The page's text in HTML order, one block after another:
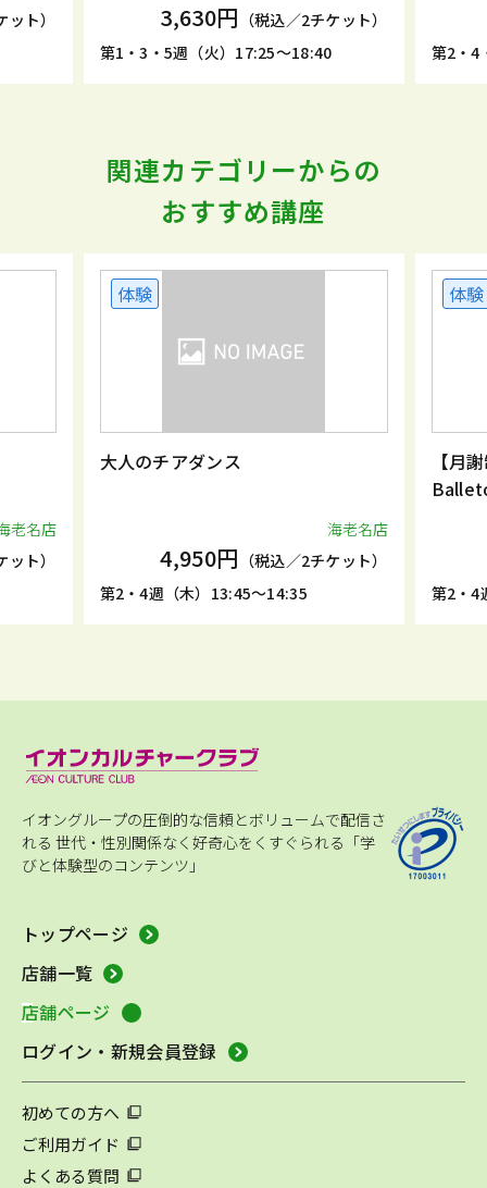
ト）
3,630円 （税込／2チケット）
第1・3・5週（火）17:25～18:40
第2・4
関連カテゴリーからの
おすすめ講座
老名店
ト）
体験
大人のチアダンス
海老名店
4,950円 （税込／2チケット）
第2・4週（木）13:45～14:35
体験
【月
第2・4
イオングループの圧倒的な信頼とボリュームで配信さ
れる 世代・性別関係なく好奇心をくすぐられる「学
びと体験型のコンテンツ」
トップページ
店舗一覧
店舗ページ
ログイン・新規会員登録
初めての方へ
ご利用ガイド
よくある質問